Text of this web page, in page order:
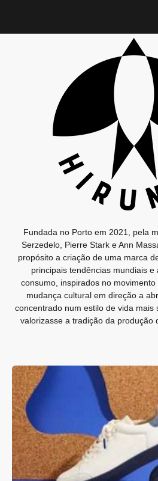
Fundada no Porto em 2021, pela
Serzedelo, Pierre Stark e Ann
propósito a criação de uma marca
principais tendências mundiais e
consumo, inspirados no
mudança cultural em direção a
concentrado num estilo de vida mais
valorizasse a tradição da produção